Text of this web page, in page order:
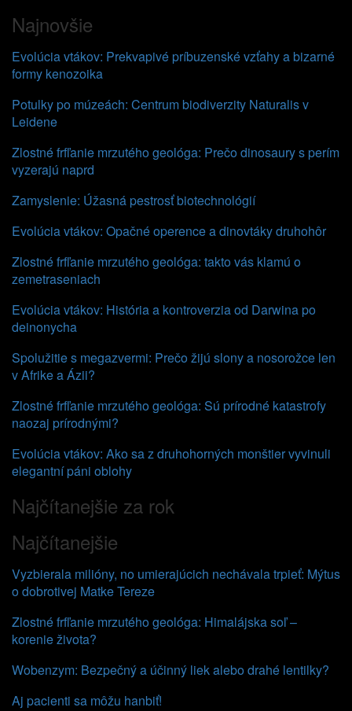
Najnovšie
Evolúcia vtákov: Prekvapivé príbuzenské vzťahy a bizarné
formy kenozoika
Potulky po múzeách: Centrum biodiverzity Naturalis v
Leidene
Zlostné frfľanie mrzutého geológa: Prečo dinosaury s perím
vyzerajú naprd
Zamyslenie: Úžasná pestrosť biotechnológií
Evolúcia vtákov: Opačné operence a dinovtáky druhohôr
Zlostné frfľanie mrzutého geológa: takto vás klamú o
zemetraseniach
Evolúcia vtákov: História a kontroverzia od Darwina po
deinonycha
Spolužitie s megazvermi: Prečo žijú slony a nosorožce len
v Afrike a Ázii?
Zlostné frfľanie mrzutého geológa: Sú prírodné katastrofy
naozaj prírodnými?
Evolúcia vtákov: Ako sa z druhohorných monštier vyvinuli
elegantní páni oblohy
Najčítanejšie za rok
Najčítanejšie
Vyzbierala milióny, no umierajúcich nechávala trpieť: Mýtus
o dobrotivej Matke Tereze
Zlostné frfľanie mrzutého geológa: Himalájska soľ –
korenie života?
Wobenzym: Bezpečný a účinný liek alebo drahé lentilky?
Aj pacienti sa môžu hanbiť!